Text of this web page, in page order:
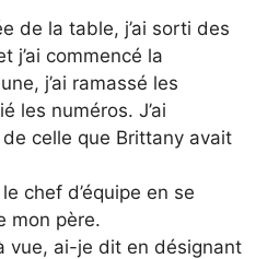
de la table, j’ai sorti des
j’ai commencé la
j’ai ramassé les
les numéros. J’ai
celle que Brittany avait
chef d’équipe en se
mon père.
vue, ai-je dit en désignant